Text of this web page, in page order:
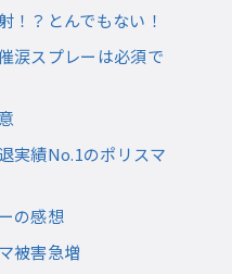
！？とんでもない！
涙スプレーは必須で
実績No.1のポリスマ
の感想
被害急増